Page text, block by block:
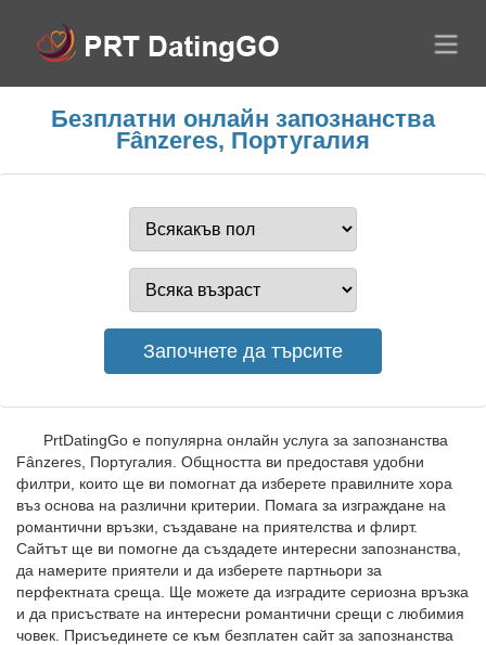
Безплатни онлайн запознанства
Fânzeres, Португалия
PrtDatingGo е популярна онлайн услуга за запознанства
Fânzeres, Португалия. Общността ви предоставя удобни
филтри, които ще ви помогнат да изберете правилните хора
въз основа на различни критерии. Помага за изграждане на
романтични връзки, създаване на приятелства и флирт.
Сайтът ще ви помогне да създадете интересни запознанства,
да намерите приятели и да изберете партньори за
перфектната среща. Ще можете да изградите сериозна връзка
и да присъствате на интересни романтични срещи с любимия
човек. Присъединете се към безплатен сайт за запознанства